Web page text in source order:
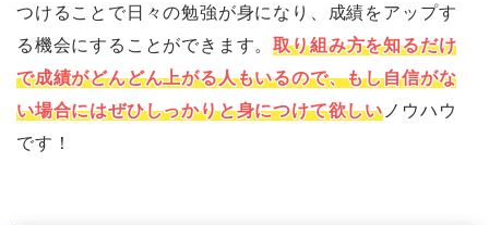
つけることで日々の勉強が身になり、成績をアップす
る機会にすることができます。取り組み方を知るだけ
で成績がどんどん上がる人もいるので、もし自信がな
い場合にはぜひしっかりと身につけて欲しいノウハウ
です！